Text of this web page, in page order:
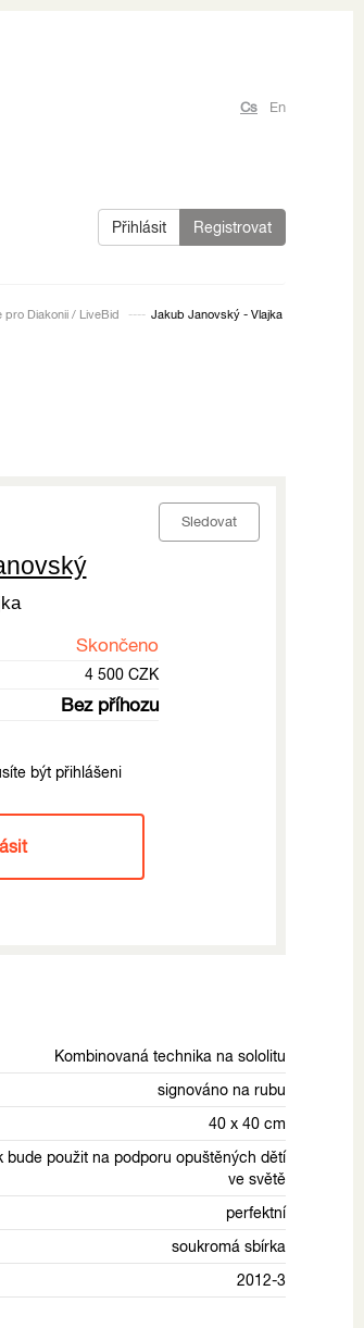
Cs En
Přihlásit Registrovat
pro Diakonii / LiveBid Jakub Janovský - Vlajka
Sledovat
Skončeno
4 500 CZK
Bez příhozu
být přihlášeni
Kombinovaná technika na sololitu
signováno na rubu
40 x 40 cm
bude použit na podporu opuštěných dětí
ve světě
perfektní
soukromá sbírka
2012-3